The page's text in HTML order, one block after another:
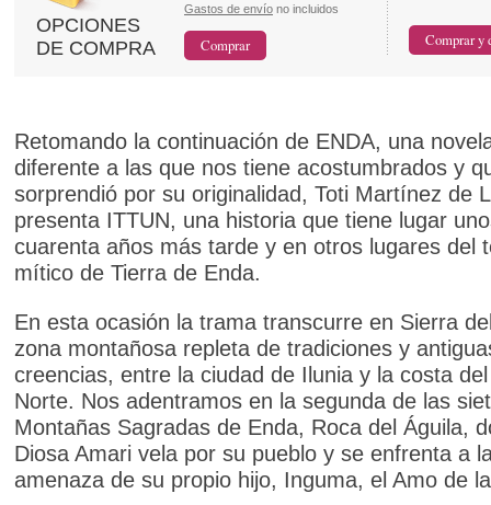
OPCIONES
DE COMPRA
Gastos de envío no incluidos
Retomando la continuación de ENDA, una
diferente a las que nos tiene acostumbrados y
sorprendió por su originalidad, Toti Martínez de
presenta ITTUN, una historia que tiene lugar
cuarenta años más tarde y en otros lugares del
mítico de Tierra de Enda.
En esta ocasión la trama transcurre en Sierra
zona montañosa repleta de tradiciones y
creencias, entre la ciudad de Ilunia y la costa
Norte. Nos adentramos en la segunda de las
Montañas Sagradas de Enda, Roca del Águila,
Diosa Amari vela por su pueblo y se enfrenta a
amenaza de su propio hijo, Inguma, el Amo de